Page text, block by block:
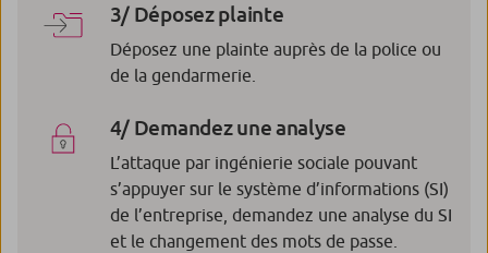
3/ Déposez plainte
Déposez une plainte auprès de la police ou
de la gendarmerie.
4/ Demandez une analyse
L’attaque par ingénierie sociale pouvant
s’appuyer sur le système d’informations (SI)
de l’entreprise, demandez une analyse du SI
et le changement des mots de passe.